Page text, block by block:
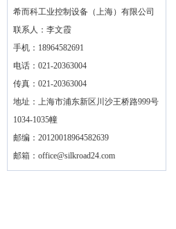
希而科工业控制设备（上海）有限公司
联系人：李文霞
手机：18964582691
电话：021-20363004
传真：021-20363004
地址：上海市浦东新区川沙王桥路999号
1034-1035幢
邮编：20120018964582639
邮箱： office@silkroad24.com